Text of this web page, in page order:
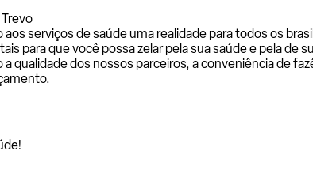
serviços de saúde uma realidade para todos os
para que você possa zelar pela sua saúde e pela de
qualidade dos nossos parceiros, a conveniência de